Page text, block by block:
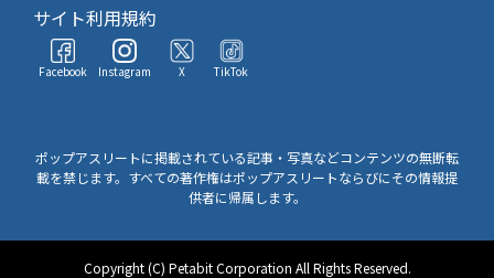
サイト利用規約
Facebook Instagram X TikTok
ポップアスリートに掲載されている記事・写真などコンテンツの無断転
載を禁じます。すべての著作権はポップアスリートならびにその情報提
供者に帰属します。
Copyright (C) Petabit Corporation All Rights Reserved.